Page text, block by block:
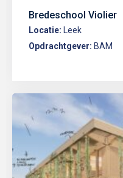
Bredeschool Violier
Locatie: Leek
Opdrachtgever: BAM